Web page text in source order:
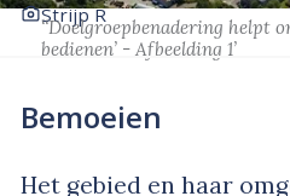
Strijp R
‘‘Doelgroepbenadering helpt
bedienen’ - Afbeelding 1’
Bemoeien
Het gebied en haar